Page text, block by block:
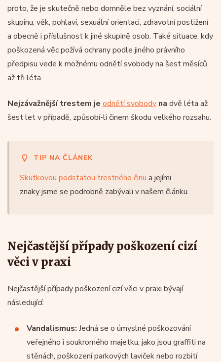
proto, že je skutečně nebo domněle bez vyznání, sociální
skupinu, věk, pohlaví, sexuální orientaci, zdravotní postižení
a obecně i příslušnost k jiné skupině osob. Také situace, kdy
poškozená věc požívá ochrany podle jiného právního
předpisu vede k možnému odnětí svobody na šest měsíců
až tři léta.
Nejzávažnější trestem je odnětí svobody na dvě léta až
šest let v případě, způsobí-li činem škodu velkého rozsahu.
TIP NA ČLÁNEK
Skutkovou podstatou trestného činu a jejími
znaky jsme se podrobně zabývali v našem článku.
Nejčastější případy poškození cizí
věci v praxi
Nejčastější případy poškození cizí věci v praxi bývají
následující:
Vandalismus: Jedná se o úmyslné poškozování
veřejného i soukromého majetku, jako jsou graffiti na
stěnách, poškození parkových laviček nebo rozbití